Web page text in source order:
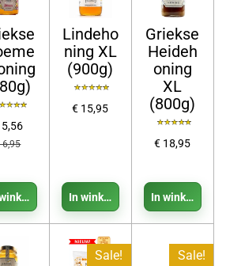
6,95
Lindeho
ning XL
(900g)
€ 15,95
In winkelwagen
Griekse
Heideh
oning
XL
(800g)
€ 18,95
In
Sale! Sale!